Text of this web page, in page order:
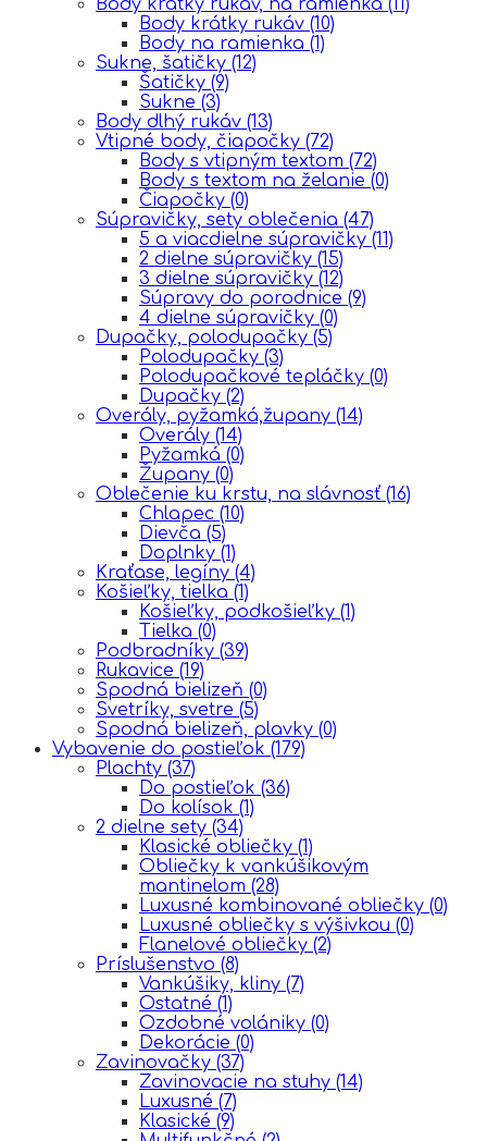
Body krátky rukáv (10)
Body na ramienka (1)
Sukne, šatičky (12)
Šatičky (9)
Sukne (3)
Body dlhý rukáv (13)
Vtipné body, čiapočky (72)
Body s vtipným textom (72)
Body s textom na želanie (0)
Čiapočky (0)
Súpravičky, sety oblečenia (47)
5 a viacdielne súpravičky (11)
2 dielne súpravičky (15)
3 dielne súpravičky (12)
Súpravy do porodnice (9)
4 dielne súpravičky (0)
Dupačky, polodupačky (5)
Polodupačky (3)
Polodupačkové tepláčky (0)
Dupačky (2)
Overály, pyžamká,župany (14)
Overály (14)
Pyžamká (0)
Župany (0)
Oblečenie ku krstu, na slávnosť (16)
Chlapec (10)
Dievča (5)
Doplnky (1)
Kraťase, legíny (4)
Košieľky, tielka (1)
Košieľky, podkošieľky (1)
Tielka (0)
Podbradníky (39)
Rukavice (19)
Spodná bielizeň (0)
Svetríky, svetre (5)
Spodná bielizeň, plavky (0)
Vybavenie do postieľok (179)
Plachty (37)
Do postieľok (36)
Do kolísok (1)
2 dielne sety (34)
Klasické obliečky (1)
Obliečky k vankúšikovým
mantinelom (28)
Luxusné kombinované obliečky (0)
Luxusné obliečky s výšivkou (0)
Flanelové obliečky (2)
Príslušenstvo (8)
Vankúšiky, kliny (7)
Ostatné (1)
Ozdobné volániky (0)
Dekorácie (0)
Zavinovačky (37)
Zavinovacie na stuhy (14)
Luxusné (7)
Klasické (9)